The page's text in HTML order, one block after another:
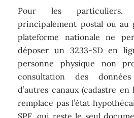
Pour les particuliers,
principalement postal ou au
plateforme nationale ne
déposer un 3233-SD en
personne physique non
consultation des
d’autres canaux (cadastre
remplace pas l’état